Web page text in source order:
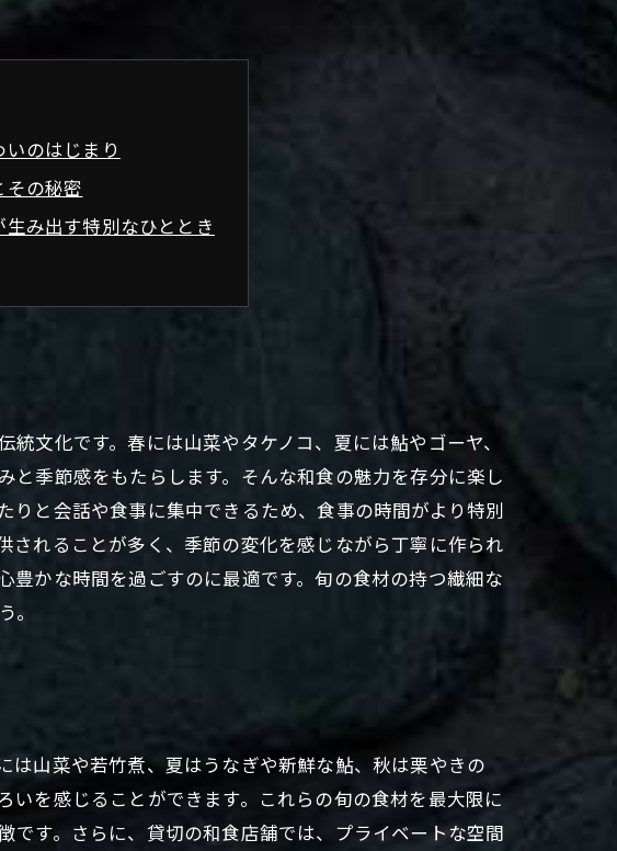
のはじまり
その秘密
み出す特別なひととき
極上の癒し
される結びの時間
魅力とは？
文化です。春には山菜やタケノコ、夏には鮎やゴーヤ、
季節感をもたらします。そんな和食の魅力を存分に楽し
と会話や食事に集中できるため、食事の時間がより特別
れることが多く、季節の変化を感じながら丁寧に作られ
かな時間を過ごすのに最適です。旬の食材の持つ繊細な
山菜や若竹煮、夏はうなぎや新鮮な鮎、秋は栗やきの
いを感じることができます。これらの旬の食材を最大限に
す。さらに、貸切の和食店舗では、プライベートな空間